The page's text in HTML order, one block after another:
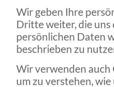
Wir geben Ihre
Dritte weiter, die uns
persönlichen Daten
beschrieben zu
Wir verwenden auch
um zu verstehen,